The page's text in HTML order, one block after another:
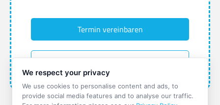
Termin vereinbaren
Gutschein bestellen
We respect your privacy
We use cookies to personalise content and ads, to
provide social media features and to analyse our traffic.